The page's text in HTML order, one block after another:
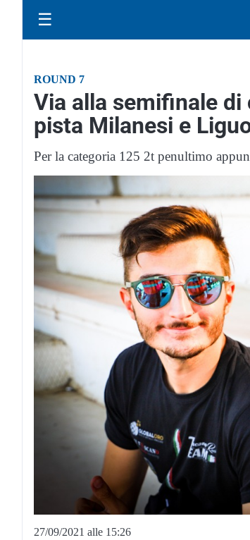
☰
ROUND 7
Via alla semifinale
pista Milanesi e
Per la categoria 125 2t penultimo
27/09/2021 alle 15:26